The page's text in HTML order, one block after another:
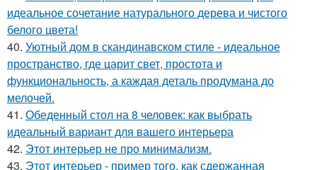
идеальное сочетание натурального дерева и чистого
белого цвета!
40. Уютный дом в скандинавском стиле - идеальное
пространство, где царит свет, простота и
функциональность, а каждая деталь продумана до
мелочей.
41. Обеденный стол на 8 человек: как выбрать
идеальный вариант для вашего интерьера
42. Этот интерьер не про минимализм.
43. Этот интерьер - пример того, как сдержанная